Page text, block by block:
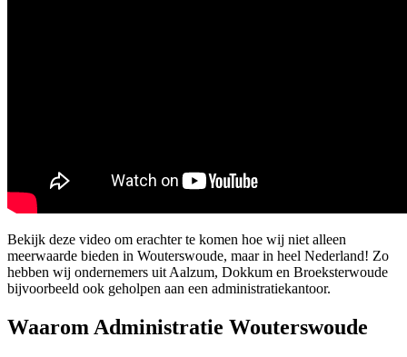
Bekijk deze video om erachter te komen hoe wij niet alleen
meerwaarde bieden in Wouterswoude, maar in heel Nederland! Zo
hebben wij ondernemers uit Aalzum, Dokkum en Broeksterwoude
bijvoorbeeld ook geholpen aan een administratiekantoor.
Waarom Administratie Wouterswoude